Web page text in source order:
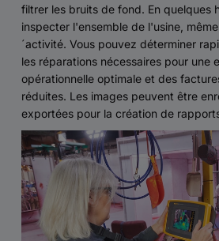
filtrer les bruits de fond. En quelques
inspecter l'ensemble de l'usine,
´activité. Vous pouvez déterminer
les réparations nécessaires pour une
opérationnelle optimale et des
réduites. Les images peuvent être
exportées pour la création de